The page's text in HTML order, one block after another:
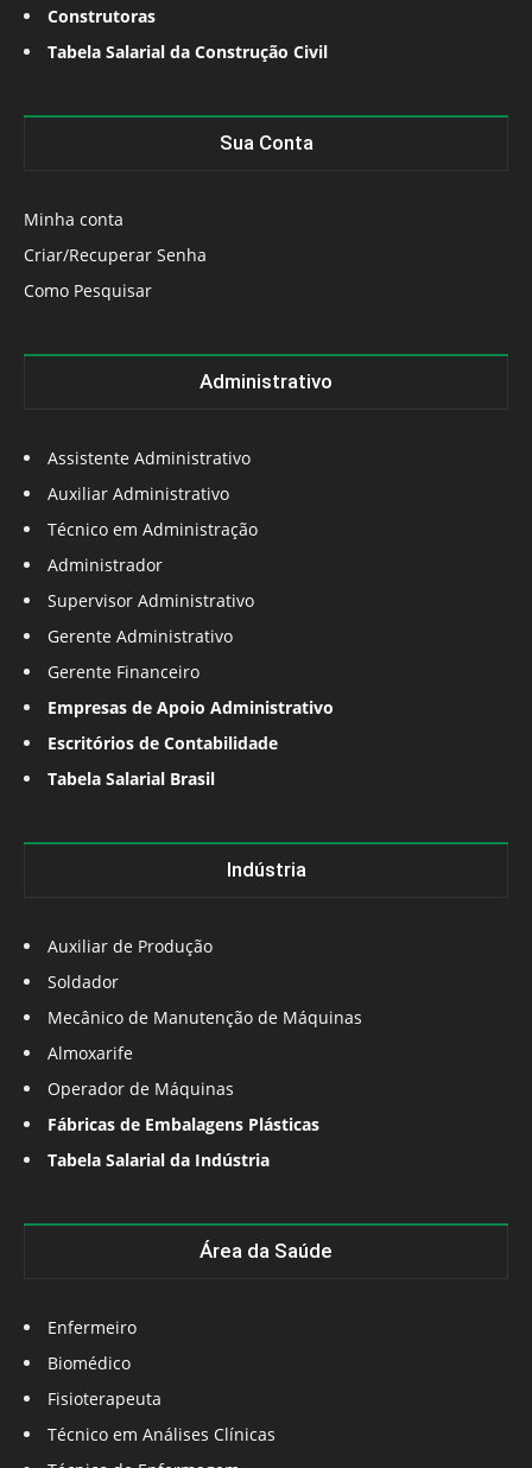
Construtoras
Tabela Salarial da Construção Civil
Sua Conta
Minha conta
Criar/Recuperar Senha
Como Pesquisar
Administrativo
Assistente Administrativo
Auxiliar Administrativo
Técnico em Administração
Administrador
Supervisor Administrativo
Gerente Administrativo
Gerente Financeiro
Empresas de Apoio Administrativo
Escritórios de Contabilidade
Tabela Salarial Brasil
Indústria
Auxiliar de Produção
Soldador
Mecânico de Manutenção de Máquinas
Almoxarife
Operador de Máquinas
Fábricas de Embalagens Plásticas
Tabela Salarial da Indústria
Área da Saúde
Enfermeiro
Biomédico
Fisioterapeuta
Técnico em Análises Clínicas